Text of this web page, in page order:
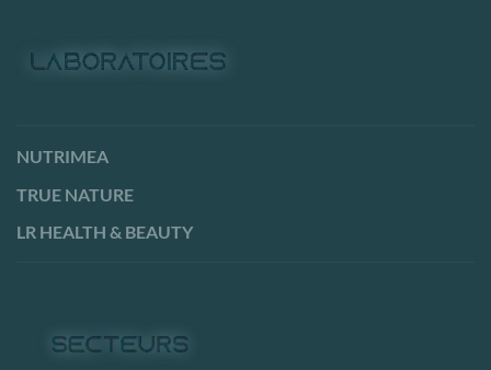
NUTRIMEA
TRUE NATURE
LR HEALTH & BEAUTY